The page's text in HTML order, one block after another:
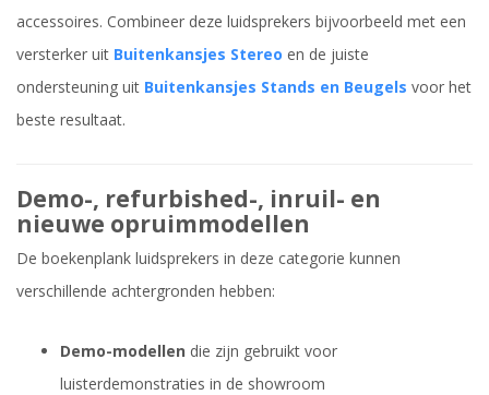
accessoires. Combineer deze luidsprekers bijvoorbeeld met een
versterker uit Buitenkansjes Stereo en de juiste
ondersteuning uit Buitenkansjes Stands en Beugels voor het
beste resultaat.
Demo-, refurbished-, inruil- en
nieuwe opruimmodellen
De boekenplank luidsprekers in deze categorie kunnen
verschillende achtergronden hebben:
Demo-modellen die zijn gebruikt voor
luisterdemonstraties in de showroom